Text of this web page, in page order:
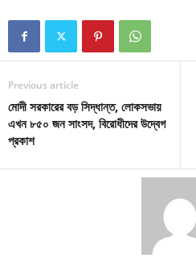
Previous article
মোদী সরকারের বড় সিদ্ধান্ত, লোকসভায়
এখন ৮৫০ জন সাংসদ, বিরোধীদের উদ্বেগ
প্রকাশ